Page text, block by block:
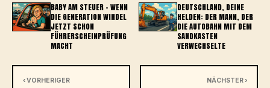
BABY AM STEUER – WENN
DIE GENERATION WINDEL
JETZT SCHON
FÜHRERSCHEINPRÜFUNG
MACHT
DEUTSCHLAND, DEINE
HELDEN: DER MANN, DER
DIE AUTOBAHN MIT DEM
SANDKASTEN
VERWECHSELTE
‹ VORHERIGER NÄCHSTER ›